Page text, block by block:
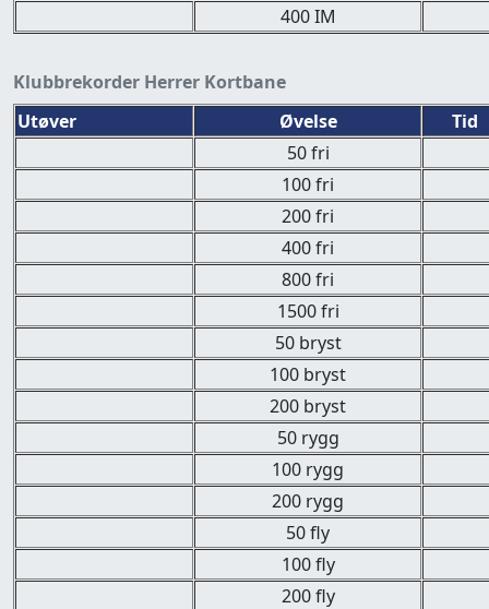
400 IM
Klubbrekorder Herrer Kortbane
Utøver
Øvelse
Tid
50 fri
100 fri
200 fri
400 fri
800 fri
1500 fri
50 bryst
100 bryst
200 bryst
50 rygg
100 rygg
200 rygg
50 fly
100 fly
200 fly